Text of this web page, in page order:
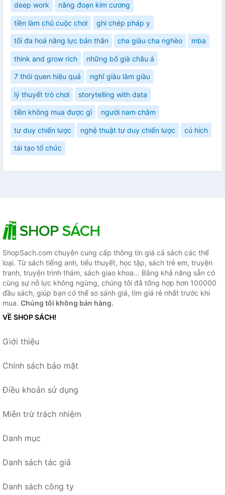
deep work năng đoạn kim cương
tiền làm chủ cuộc chơi ghi chép pháp y
tối đa hoá năng lực bản thân cha giàu cha nghèo mba
think and grow rich những bố già châu á
7 thói quen hiệu quả nghĩ giàu làm giàu
lý thuyết trò chơi storytelling with data
tiền không mua được gì người nam châm
tư duy chiến lược nghệ thuật tư duy chiến lược cú hích
tái tạo tổ chức
ShopSach.com chuyên cung cấp thông tin giá cả sách các thể
loại. Từ sách tiếng anh, tiểu thuyết, học tập, sách trẻ em, truyện
tranh, truyện trinh thám, sách giao khoa... Bằng khả năng sẵn có
cùng sự nỗ lực không ngừng, chúng tôi đã tổng hợp hơn 100000
đầu sách, giúp bạn có thể so sánh giá, tìm giá rẻ nhất trước khi
mua. Chúng tôi không bán hàng.
VỀ SHOP SÁCH!
Giới thiệu
Chính sách bảo mật
Điều khoản sử dụng
Miễn trừ trách nhiệm
Danh mục
Danh sách tác giả
Danh sách công ty